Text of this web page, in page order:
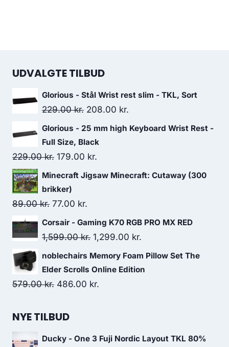
UDVALGTE TILBUD
Glorious - Stål Wrist rest slim - TKL, Sort
229.00kr. Original
price
was:
229.00 kr..
208.00 kr.
price
Glorious - 25 mm high Keyboard Wrist Rest -
Full Size, Black
229.00kr. Original
price
was:
229.00 kr..
179.00 kr.
price
Minecraft Jigsaw Minecraft: Cutaway (300
brikker)
89.00kr. Original
price
was:
77.00 kr.
price
is:
Corsair - Gaming K70 RGB PRO MX RED
1,599.00kr. Original
price
was:
1,599.00 kr..
1,299.00 kr.
price
is:
noblechairs Memory Foam Pillow Set The
Elder Scrolls Online Edition
579.00kr. Original
was:
486.00 kr.
NYE TILBUD
Ducky - One 3 Fuji Nordic Layout TKL 80%